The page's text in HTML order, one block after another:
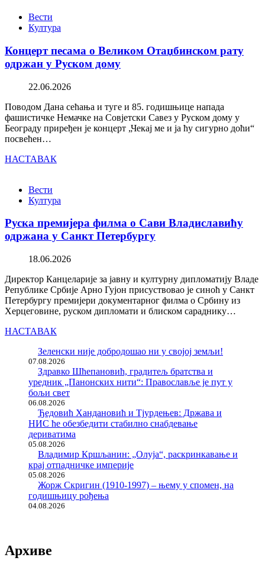
Вести
Култура
Концерт песама о Великом Отаџбинском рату
одржан у Руском дому
22.06.2026
Поводом Дана сећања и туге и 85. годишњице напада
фашистичке Немачке на Совјетски Савез у Руском дому у
Београду приређен је концерт „Чекај ме и ја ћу сигурно доћи“
посвећен…
НАСТАВАК
Вести
Култура
Руска премијера филма о Сави Владиславићу
одржана у Санкт Петербургу
18.06.2026
Директор Канцеларије за јавну и културну дипломатију Владе
Републике Србије Арно Гујон присуствовао је синоћ у Санкт
Петербургу премијери документарног филма о Србину из
Херцеговине, руском дипломати и блиском сараднику…
НАСТАВАК
Зеленски није добродошао ни у својој земљи!
07.08.2026
Здравко Шћепановић, градитељ братства и
уредник „Панонских нити“: Православље је пут у
бољи свет
06.08.2026
Ђедовић Хандановић и Тјурдењев: Држава и
НИС ће обезбедити стабилно снабдевање
дериватима
05.08.2026
Владимир Кршљанин: „Олуја“, раскринкавање и
крај отпадничке империје
05.08.2026
Жорж Скригин (1910-1997) – њему у спомен, на
годишњицу рођења
04.08.2026
Архиве